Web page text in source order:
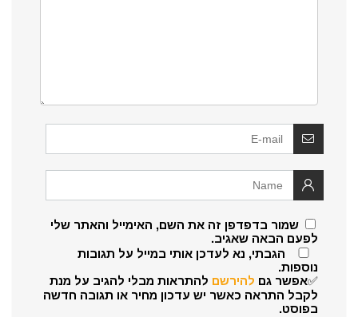
שמור בדפדפן זה את השם, האימייל והאתר שלי
לפעם הבאה שאגיב.
הגבתי, נא לעדכן אותי במייל על תגובות
נוספות.
✅אפשר גם להירשם להתראות מבלי להגיב על מנת
לקבל התראה כאשר יש עדכון מחיר או תגובה חדשה
בפוסט.